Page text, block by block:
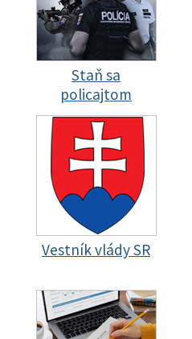
Staň sa
policajtom
Vestník vlády SR